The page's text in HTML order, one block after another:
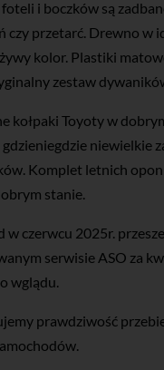
i boczków są
czy przetarć. Drewno w
kolor. Plastiki
zestaw
kołpaki Toyoty w
niewielkie
Komplet letnich
stanie.
w czerwcu 2025r.
serwisie ASO za
wglądu.
prawdziwość